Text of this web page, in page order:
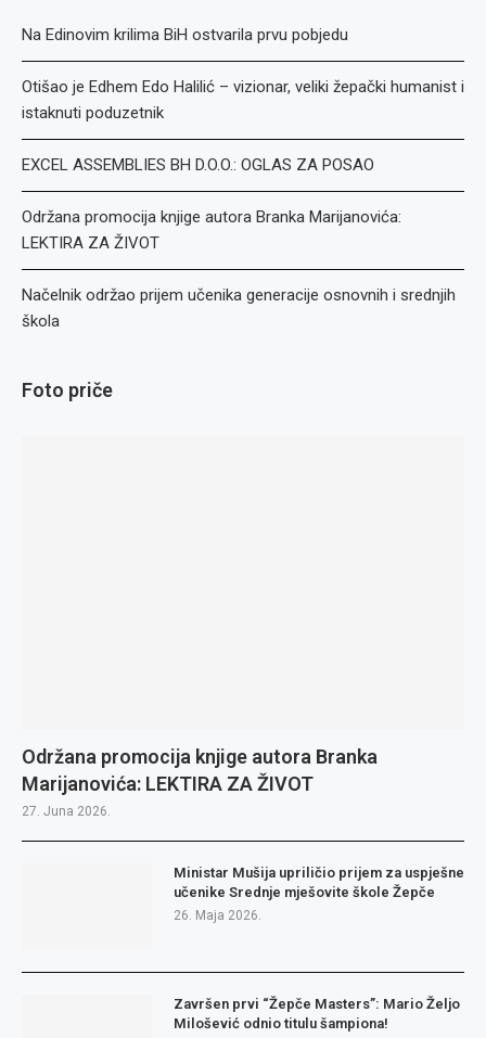
Na Edinovim krilima BiH ostvarila prvu pobjedu
Otišao je Edhem Edo Halilić – vizionar, veliki žepački humanist i
istaknuti poduzetnik
EXCEL ASSEMBLIES BH D.O.O.: OGLAS ZA POSAO
Održana promocija knjige autora Branka Marijanovića:
LEKTIRA ZA ŽIVOT
Načelnik održao prijem učenika generacije osnovnih i srednjih
škola
Foto priče
Održana promocija knjige autora Branka
Marijanovića: LEKTIRA ZA ŽIVOT
27. Juna 2026.
Ministar Mušija upriličio prijem za uspješne
učenike Srednje mješovite škole Žepče
26. Maja 2026.
Završen prvi “Žepče Masters”: Mario Željo
Milošević odnio titulu šampiona!